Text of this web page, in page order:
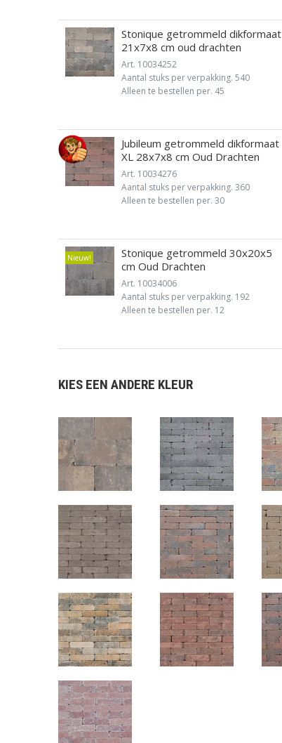
Stonique getrommeld dikformaat
21x7x8 cm oud drachten
Art. 10034252
Aantal stuks per verpakking. 540
Alleen te bestellen per. 45
Jubileum getrommeld dikformaat
XL 28x7x8 cm Oud Drachten
Art. 10034276
Aantal stuks per verpakking. 360
Alleen te bestellen per. 30
Nieuw!
Stonique getrommeld 30x20x5
cm Oud Drachten
Art. 10034006
Aantal stuks per verpakking. 192
Alleen te bestellen per. 12
KIES EEN ANDERE KLEUR